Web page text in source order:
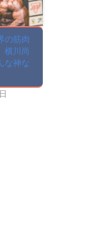
の筋肉
横川尚
な神な